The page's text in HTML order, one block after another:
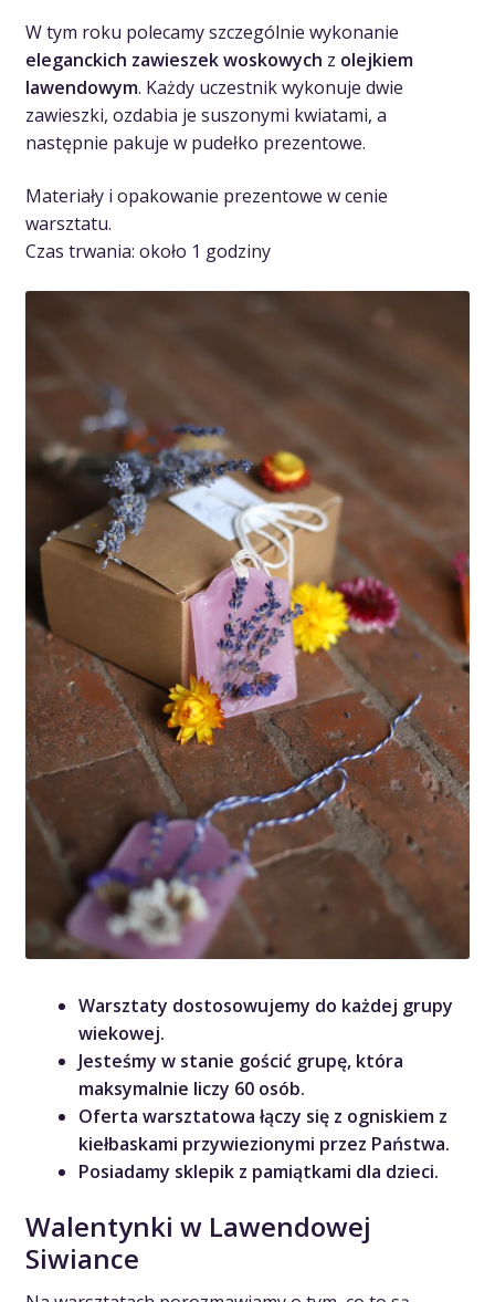
W tym roku polecamy szczególnie wykonanie
eleganckich zawieszek woskowych z olejkiem
lawendowym. Każdy uczestnik wykonuje dwie
zawieszki, ozdabia je suszonymi kwiatami, a
następnie pakuje w pudełko prezentowe.
Materiały i opakowanie prezentowe w cenie
warsztatu.
Czas trwania: około 1 godziny
Warsztaty dostosowujemy do każdej grupy
wiekowej.
Jesteśmy w stanie gościć grupę, która
maksymalnie liczy 60 osób.
Oferta warsztatowa łączy się z ogniskiem z
kiełbaskami przywiezionymi przez Państwa.
Posiadamy sklepik z pamiątkami dla dzieci.
Walentynki w Lawendowej
Siwiance